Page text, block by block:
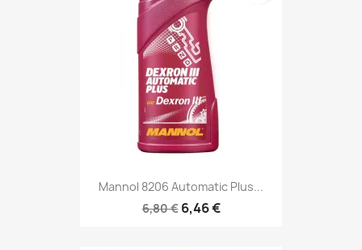
Mannol 8206 Automatic Plus...
6,80 € 6,46 €